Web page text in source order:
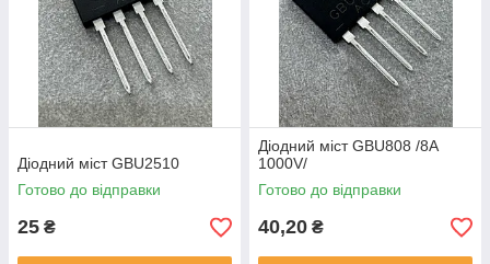
Діодний міст GBU2510
Готово до відправки
25 ₴
Діодний міст GBU808 /8A
1000V/
Готово до відправки
40,20 ₴